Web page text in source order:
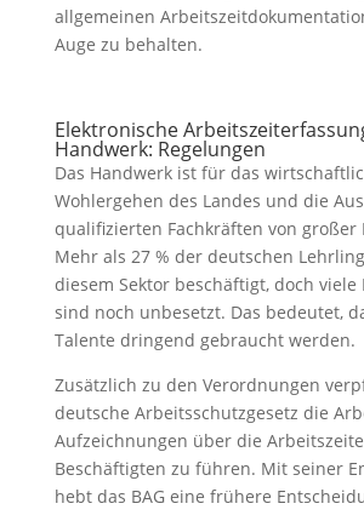
allgemeinen
Auge zu behalten.
Elektronische
Handwerk: Regelungen
Das Handwerk ist für das
Wohlergehen des Landes und die
qualifizierten Fachkräften von großer
Mehr als 27 % der deutschen
diesem Sektor beschäftigt, doch viele
sind noch unbesetzt. Das bedeutet,
Talente dringend gebraucht werden.
Zusätzlich zu den Verordnungen
deutsche Arbeitsschutzgesetz die
Aufzeichnungen über die
Beschäftigten zu führen. Mit seiner
hebt das BAG eine frühere